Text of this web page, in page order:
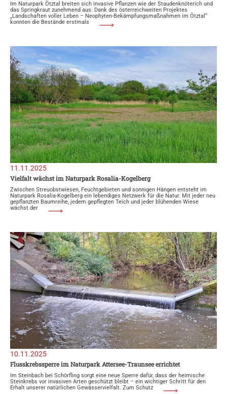
Im Naturpark Ötztal breiten sich invasive Pflanzen wie der Staudenknöterich und
das Springkraut zunehmend aus. Dank des österreichweiten Projektes
„Landschaften voller Leben – Neophyten-Bekämpfungsmaßnahmen im Ötztal“
konnten die Bestände erstmals
11.11.2025
Vielfalt wächst im Naturpark Rosalia-Kogelberg
Zwischen Streuobstwiesen, Feuchtgebieten und sonnigen Hängen entsteht im
Naturpark Rosalia-Kogelberg ein lebendiges Netzwerk für die Natur. Mit jeder neu
gepflanzten Baumreihe, jedem gepflegten Teich und jeder blühenden Wiese
wächst der
10.11.2025
Flusskrebssperre im Naturpark Attersee-Traunsee errichtet
Im Steinbach bei Schörfling sorgt eine neue Sperre dafür, dass der heimische
Steinkrebs vor invasiven Arten geschützt bleibt – ein wichtiger Schritt für den
Erhalt unserer natürlichen Gewässervielfalt. Zum Schutz